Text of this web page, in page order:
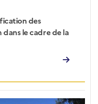
des
le cadre de la